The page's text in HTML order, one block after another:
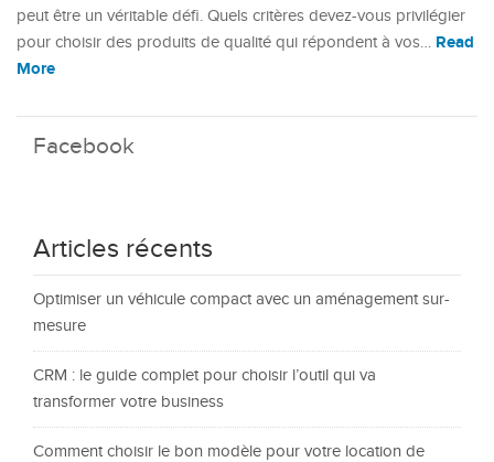
peut être un véritable défi. Quels critères devez-vous privilégier
pour choisir des produits de qualité qui répondent à vos… Read
More
Facebook
Articles récents
Optimiser un véhicule compact avec un aménagement sur-
mesure
CRM : le guide complet pour choisir l’outil qui va
transformer votre business
Comment choisir le bon modèle pour votre location de